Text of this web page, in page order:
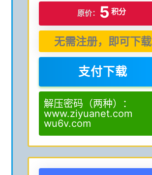
原价： 5 积分
无需注册，即可下载
支付下载
解压密码（两种）：
www.ziyuanet.com
wu6v.com